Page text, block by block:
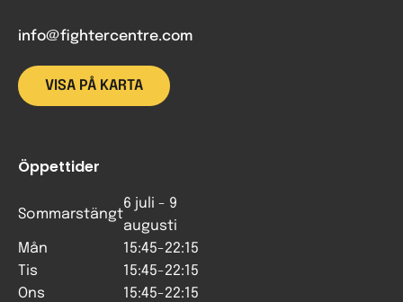
info@fightercentre.com
VISA PÅ KARTA
Öppettider
Sommarstängt
6 juli - 9
augusti
Mån
15:45-22:15
Tis
15:45-22:15
Ons
15:45-22:15